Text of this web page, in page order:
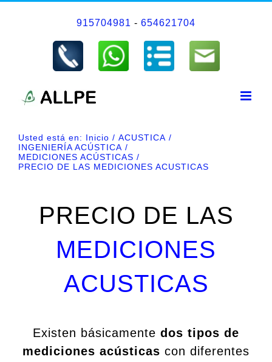
915704981 - 654621704
Usted está en: Inicio
ACUSTICA
INGENIERÍA ACÚSTICA
MEDICIONES ACÚSTICAS
PRECIO DE LAS MEDICIONES ACUSTICAS
PRECIO DE LAS
MEDICIONES
ACUSTICAS
Existen básicamente dos tipos de
mediciones acústicas con diferentes